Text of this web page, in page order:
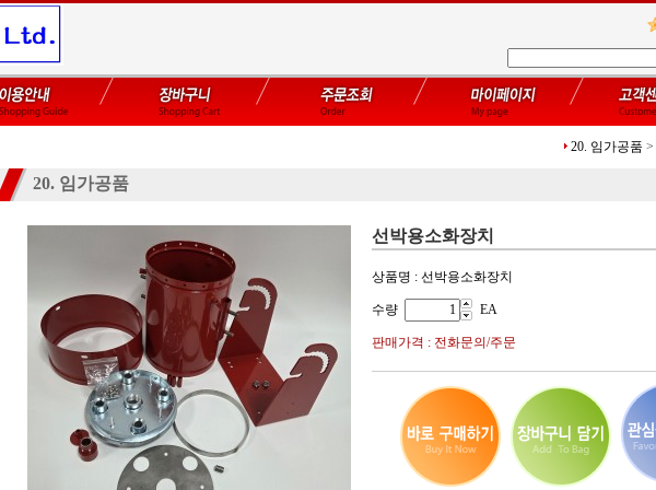
20. 임가공품 >
20. 임가공품
선박용소화장치
상품명 : 선박용소화장치
수량 EA
판매가격 : 전화문의/주문